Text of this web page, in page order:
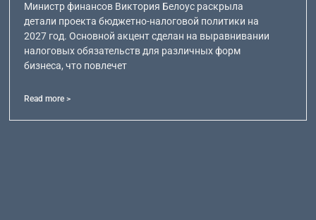
Министр финансов Виктория Белоус раскрыла
детали проекта бюджетно-налоговой политики на
2027 год. Основной акцент сделан на выравнивании
налоговых обязательств для различных форм
бизнеса, что повлечет
Read more >